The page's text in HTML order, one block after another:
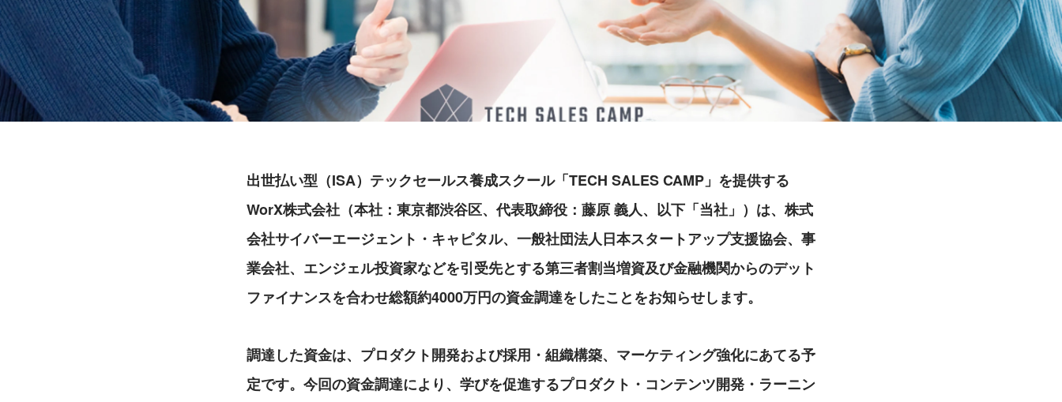
出世払い型（ISA）テックセールス養成スクール「TECH SALES CAMP」を提供する
WorX株式会社（本社：東京都渋谷区、代表取締役：藤原 義人、以下「当社」）は、株式
会社サイバーエージェント・キャピタル、一般社団法人日本スタートアップ支援協会、事
業会社、エンジェル投資家などを引受先とする第三者割当増資及び金融機関からのデット
ファイナンスを合わせ総額約4000万円の資金調達をしたことをお知らせします。
調達した資金は、プロダクト開発および採用・組織構築、マーケティング強化にあてる予
定です。今回の資金調達により、学びを促進するプロダクト・コンテンツ開発・ラーニン